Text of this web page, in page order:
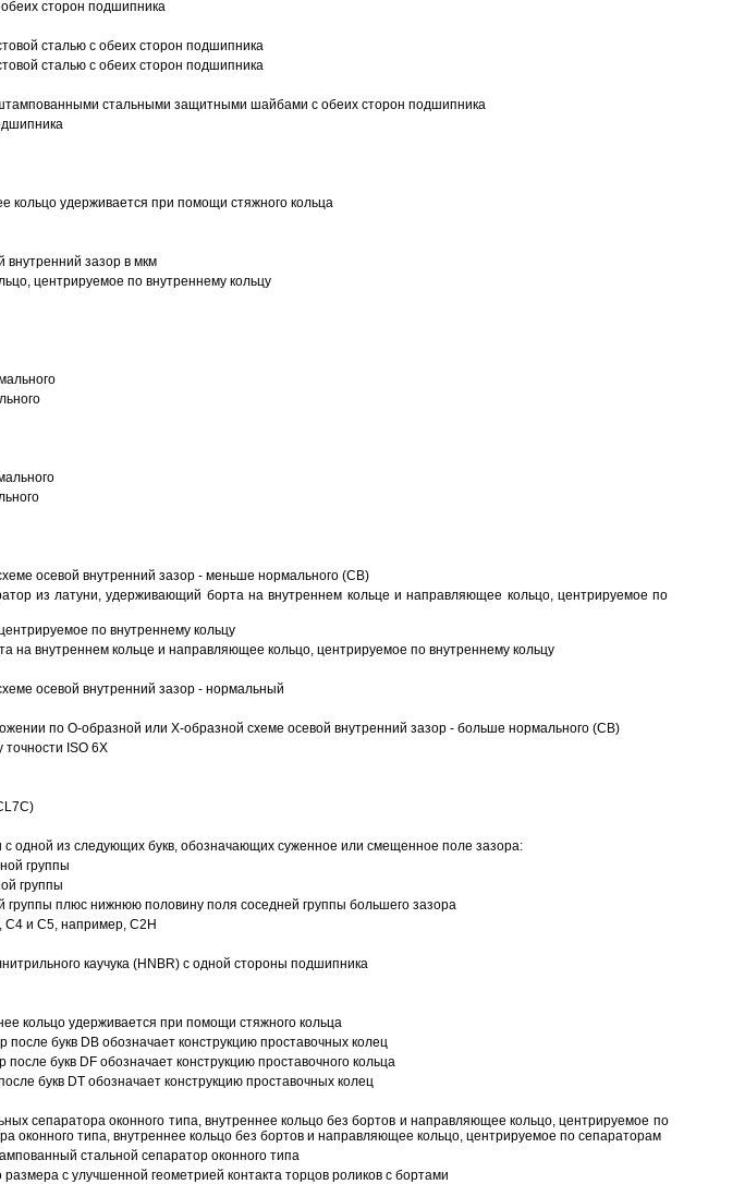
сторон подшипника
сталью с обеих сторон подшипника
сталью с обеих сторон подшипника
стальными защитными шайбами с обеих сторон подшипника
кольцо удерживается при помощи стяжного кольца
внутренний зазор в мкм
центрируемое по внутреннему кольцу
осевой внутренний зазор - меньше нормального (CB)
из латуни, удерживающий борта на внутреннем кольце и направляющее кольцо, центрируемое по
по внутреннему кольцу
внутреннем кольце и направляющее кольцо, центрируемое по внутреннему кольцу
осевой внутренний зазор - нормальный
по О-образной или Х-образной схеме осевой внутренний зазор - больше нормального (CB)
ISO 6X
одной из следующих букв, обозначающих суженное или смещенное поле зазора:
группы
группы
группы плюс нижнюю половину поля соседней группы большего зазора
С4 и С5, например, С2Н
каучука (HNBR) с одной стороны подшипника
кольцо удерживается при помощи стяжного кольца
букв DB обозначает конструкцию проставочных колец
букв DF обозначает конструкцию проставочного кольца
букв DT обозначает конструкцию проставочных колец
сепаратора оконного типа, внутреннее кольцо без бортов и направляющее кольцо, центрируемое по
оконного типа, внутреннее кольцо без бортов и направляющее кольцо, центрируемое по сепараторам
стальной сепаратор оконного типа
с улучшенной геометрией контакта торцов роликов с бортами